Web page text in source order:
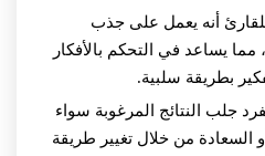
أنه يعمل على جذب
مما يساعد في التحكم بالأفكار
بطريقة سلبية.
جلب النتائج المرغوبة سواء
السعادة من خلال تغيير طريقة